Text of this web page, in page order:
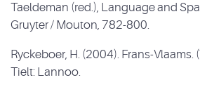
Taeldeman (red.), Language and
Gruyter / Mouton, 782-800.
Ryckeboer, H. (2004). Frans-Vlaams.
Tielt: Lannoo.